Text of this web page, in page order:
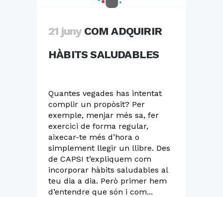
21 juny COM ADQUIRIR
HÀBITS SALUDABLES
Quantes vegades has intentat
complir un propòsit? Per
exemple, menjar més sa, fer
exercici de forma regular,
aixecar-te més d’hora o
simplement llegir un llibre. Des
de CAPSI t’expliquem com
incorporar hàbits saludables al
teu dia a dia. Però primer hem
d’entendre que són i com...